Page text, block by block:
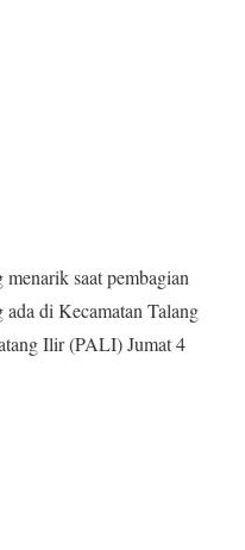
saat pembagian
di Kecamatan Talang
Ilir (PALI) Jumat 4